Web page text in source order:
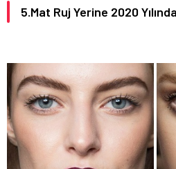
5.Mat Ruj Yerine 2020